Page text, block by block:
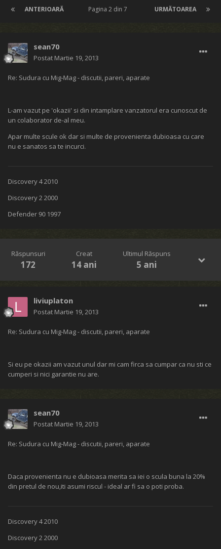
ANTERIOARĂ URMĂTOAREA
Pagina 2 din 7
sean70
Postat Martie 19, 2013
Re: Sudura cu Mig-Mag - discutii, pareri, aparate
L-am vazut pe 'okazii' si din intamplare vanzatorul era cunoscut de
un colaborator de-al meu.
Apar multe scule ok dar si multe de provenienta dubioasa cu care
nu e sanatos sa te incurci.
Discovery 4 2010
Discovery 2 2000
Defender 90 1997
Răspunsuri
172
Creat
14 ani
Ultimul Răspuns
5 ani
liviuplaton
Postat Martie 19, 2013
Re: Sudura cu Mig-Mag - discutii, pareri, aparate
Si eu pe okazii am vazut unul dar mi cam firca sa cumpar ca nu sti ce
cumperi si nici garantie nu are.
sean70
Postat Martie 19, 2013
Re: Sudura cu Mig-Mag - discutii, pareri, aparate
Daca provenienta nu e dubioasa merita sa iei o scula buna la 20%
din pretul de nou,iti asumi riscul - ideal ar fi sa o poti proba.
Discovery 4 2010
Discovery 2 2000